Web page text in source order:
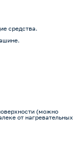
средства.
(можно
от нагревательных